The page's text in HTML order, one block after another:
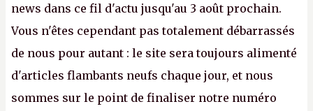
news dans ce fil d'actu jusqu'au 3 août prochain.
Vous n'êtes cependant pas totalement débarrassés
de nous pour autant : le site sera toujours alimenté
d'articles flambants neufs chaque jour, et nous
sommes sur le point de finaliser notre numéro